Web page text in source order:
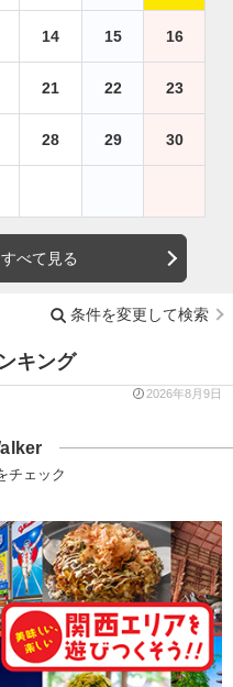
14 15 16
21 22 23
28 29 30
べて見る
条件を変更して検索
キング
2026年8月9日
チェック